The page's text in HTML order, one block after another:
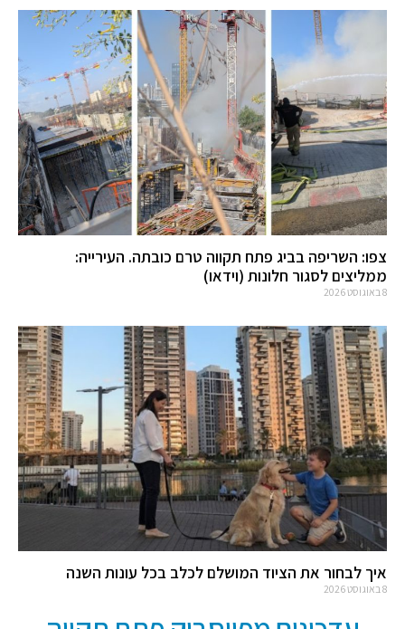
צפו: השריפה בביג פתח תקווה טרם כובתה. העירייה:
ממליצים לסגור חלונות (וידאו)
8 באוגוסט 2026
איך לבחור את הציוד המושלם לכלב בכל עונות השנה
8 באוגוסט 2026